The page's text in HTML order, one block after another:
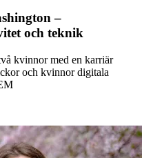
–
och teknik
kvinnor med en karriär
och kvinnor digitala